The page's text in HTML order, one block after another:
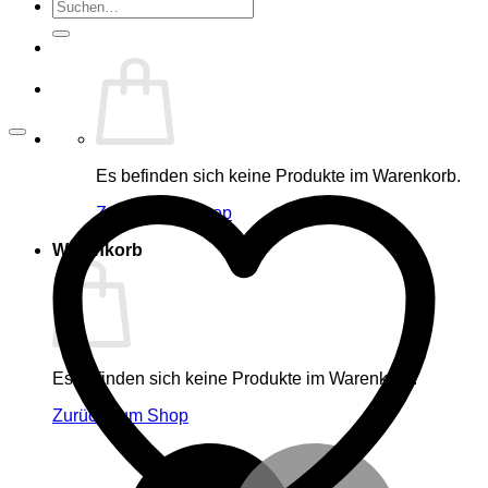
Suche
nach:
Es befinden sich keine Produkte im Warenkorb.
Zurück zum Shop
Warenkorb
Es befinden sich keine Produkte im Warenkorb.
Zurück zum Shop